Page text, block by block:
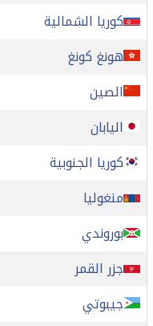
كوريا الشمالية
هونغ كونغ
الصين
اليابان
كوريا الجنوبية
منغوليا
بوروندي
جزر القمر
جيبوتي